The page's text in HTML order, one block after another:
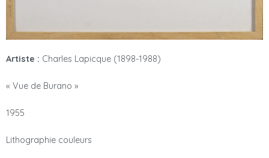
Artiste : Charles Lapicque (1898-1988)
« Vue de Burano »
1955
Lithographie couleurs